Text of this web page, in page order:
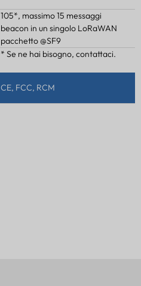
105*, massimo 15 messaggi
beacon in un singolo LoRaWAN
pacchetto @SF9
* Se ne hai bisogno, contattaci.
CE, FCC, RCM